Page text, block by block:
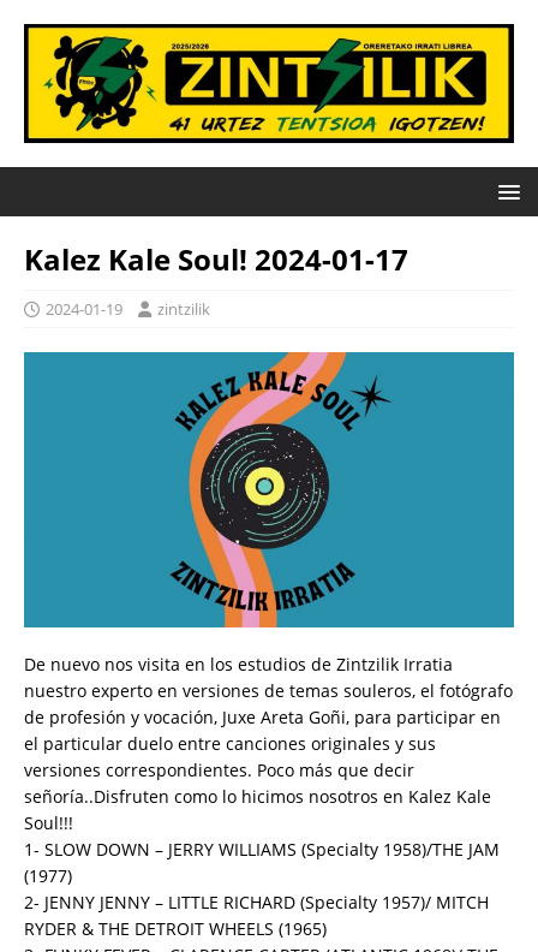
Kalez Kale Soul! 2024-01-17
2024-01-19 zintzilik
De nuevo nos visita en los estudios de Zintzilik Irratia
nuestro experto en versiones de temas souleros, el fotógrafo
de profesión y vocación, Juxe Areta Goñi, para participar en
el particular duelo entre canciones originales y sus
versiones correspondientes. Poco más que decir
señoría..Disfruten como lo hicimos nosotros en Kalez Kale
Soul!!!
1- SLOW DOWN – JERRY WILLIAMS (Specialty 1958)/THE JAM
(1977)
2- JENNY JENNY – LITTLE RICHARD (Specialty 1957)/ MITCH
RYDER & THE DETROIT WHEELS (1965)